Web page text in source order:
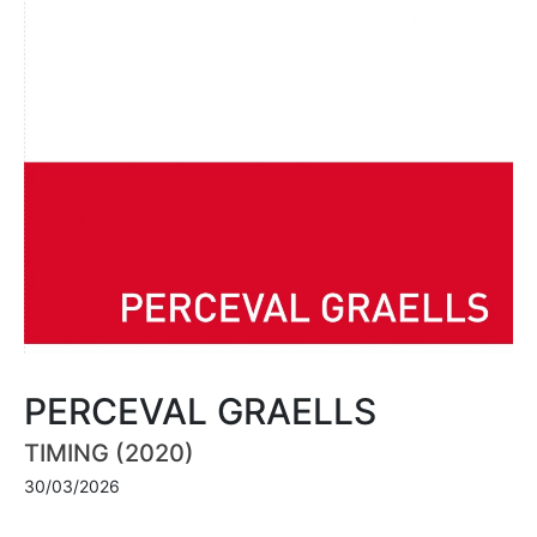
PERCEVAL GRAELLS
TIMING (2020)
30/03/2026